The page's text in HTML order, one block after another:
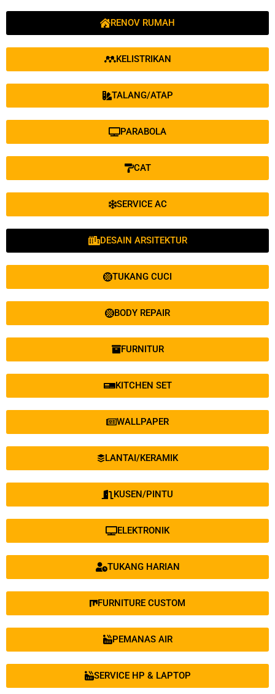
RENOV RUMAH
KELISTRIKAN
TALANG/ATAP
PARABOLA
CAT
SERVICE AC
DESAIN ARSITEKTUR
TUKANG CUCI
BODY REPAIR
FURNITUR
KITCHEN SET
WALLPAPER
LANTAI/KERAMIK
KUSEN/PINTU
ELEKTRONIK
TUKANG HARIAN
FURNITURE CUSTOM
PEMANAS AIR
SERVICE HP & LAPTOP